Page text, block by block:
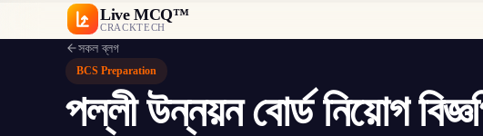
Live MCQ™
CRACKTECH
সকল ব্লগ
BCS Preparation
পল্লী উন্নয়ন বোর্ড নিয়োগ